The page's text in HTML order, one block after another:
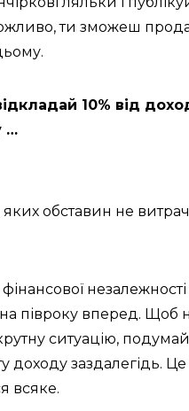
ти зможеш
10% від
…
яких обставин не
півроку вперед. Щоб
ситуацію,
доходу заздалегідь. Це
всяке.